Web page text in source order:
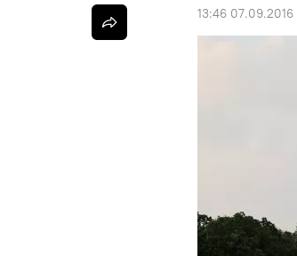
13:46 07.09.2016